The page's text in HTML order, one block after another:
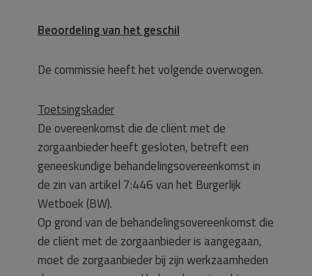
Beoordeling van het geschil
De commissie heeft het volgende overwogen.
Toetsingskader
De overeenkomst die de cliënt met de
zorgaanbieder heeft gesloten, betreft een
geneeskundige behandelingsovereenkomst in
de zin van artikel 7:446 van het Burgerlijk
Wetboek (BW).
Op grond van de behandelingsovereenkomst die
de cliënt met de zorgaanbieder is aangegaan,
moet de zorgaanbieder bij zijn werkzaamheden